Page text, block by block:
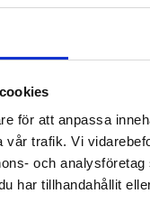
för att anpassa
trafik. Vi
och
har tillhandahållit
Kolafabriken Banana
140g